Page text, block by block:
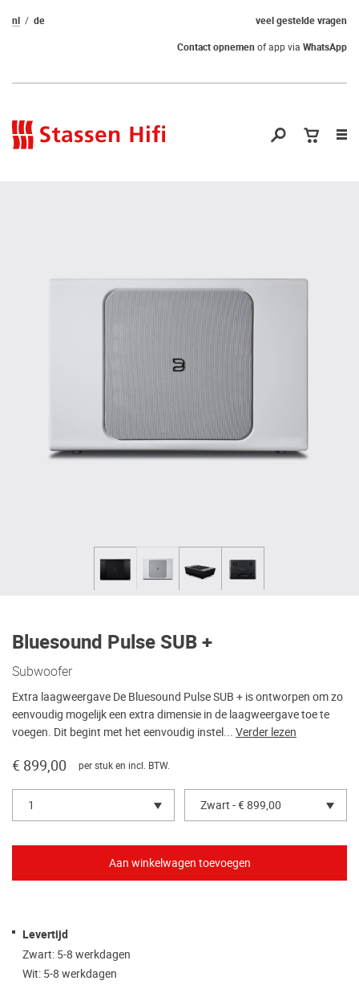
veel gestelde vragen
nl
de
Contact opnemenof app via WhatsApp
Bluesound Pulse SUB +
Subwoofer
Extra laagweergave De Bluesound Pulse SUB + is ontworpen om zo
eenvoudig mogelijk een extra dimensie in de laagweergave toe te
voegen. Dit begint met het eenvoudig instel... Verder lezen
€ 899,00 per stuk en incl. BTW.
1 Zwart - € 899,00
Levertijd
Zwart: 5-8 werkdagen
Wit: 5-8 werkdagen